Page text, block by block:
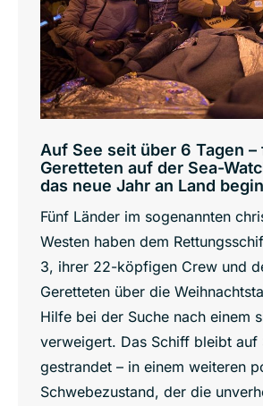
Auf See seit über 6 Tagen –
Geretteten auf der Sea-
das neue Jahr an Land
Fünf Länder im sogenannten
Westen haben dem
3, ihrer 22-köpfigen Crew und
Geretteten über die
Hilfe bei der Suche nach einem
verweigert. Das Schiff bleibt auf
gestrandet – in einem weiteren
Schwebezustand, der die